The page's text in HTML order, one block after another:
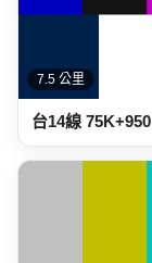
7.5 公里
台14線 75K+950